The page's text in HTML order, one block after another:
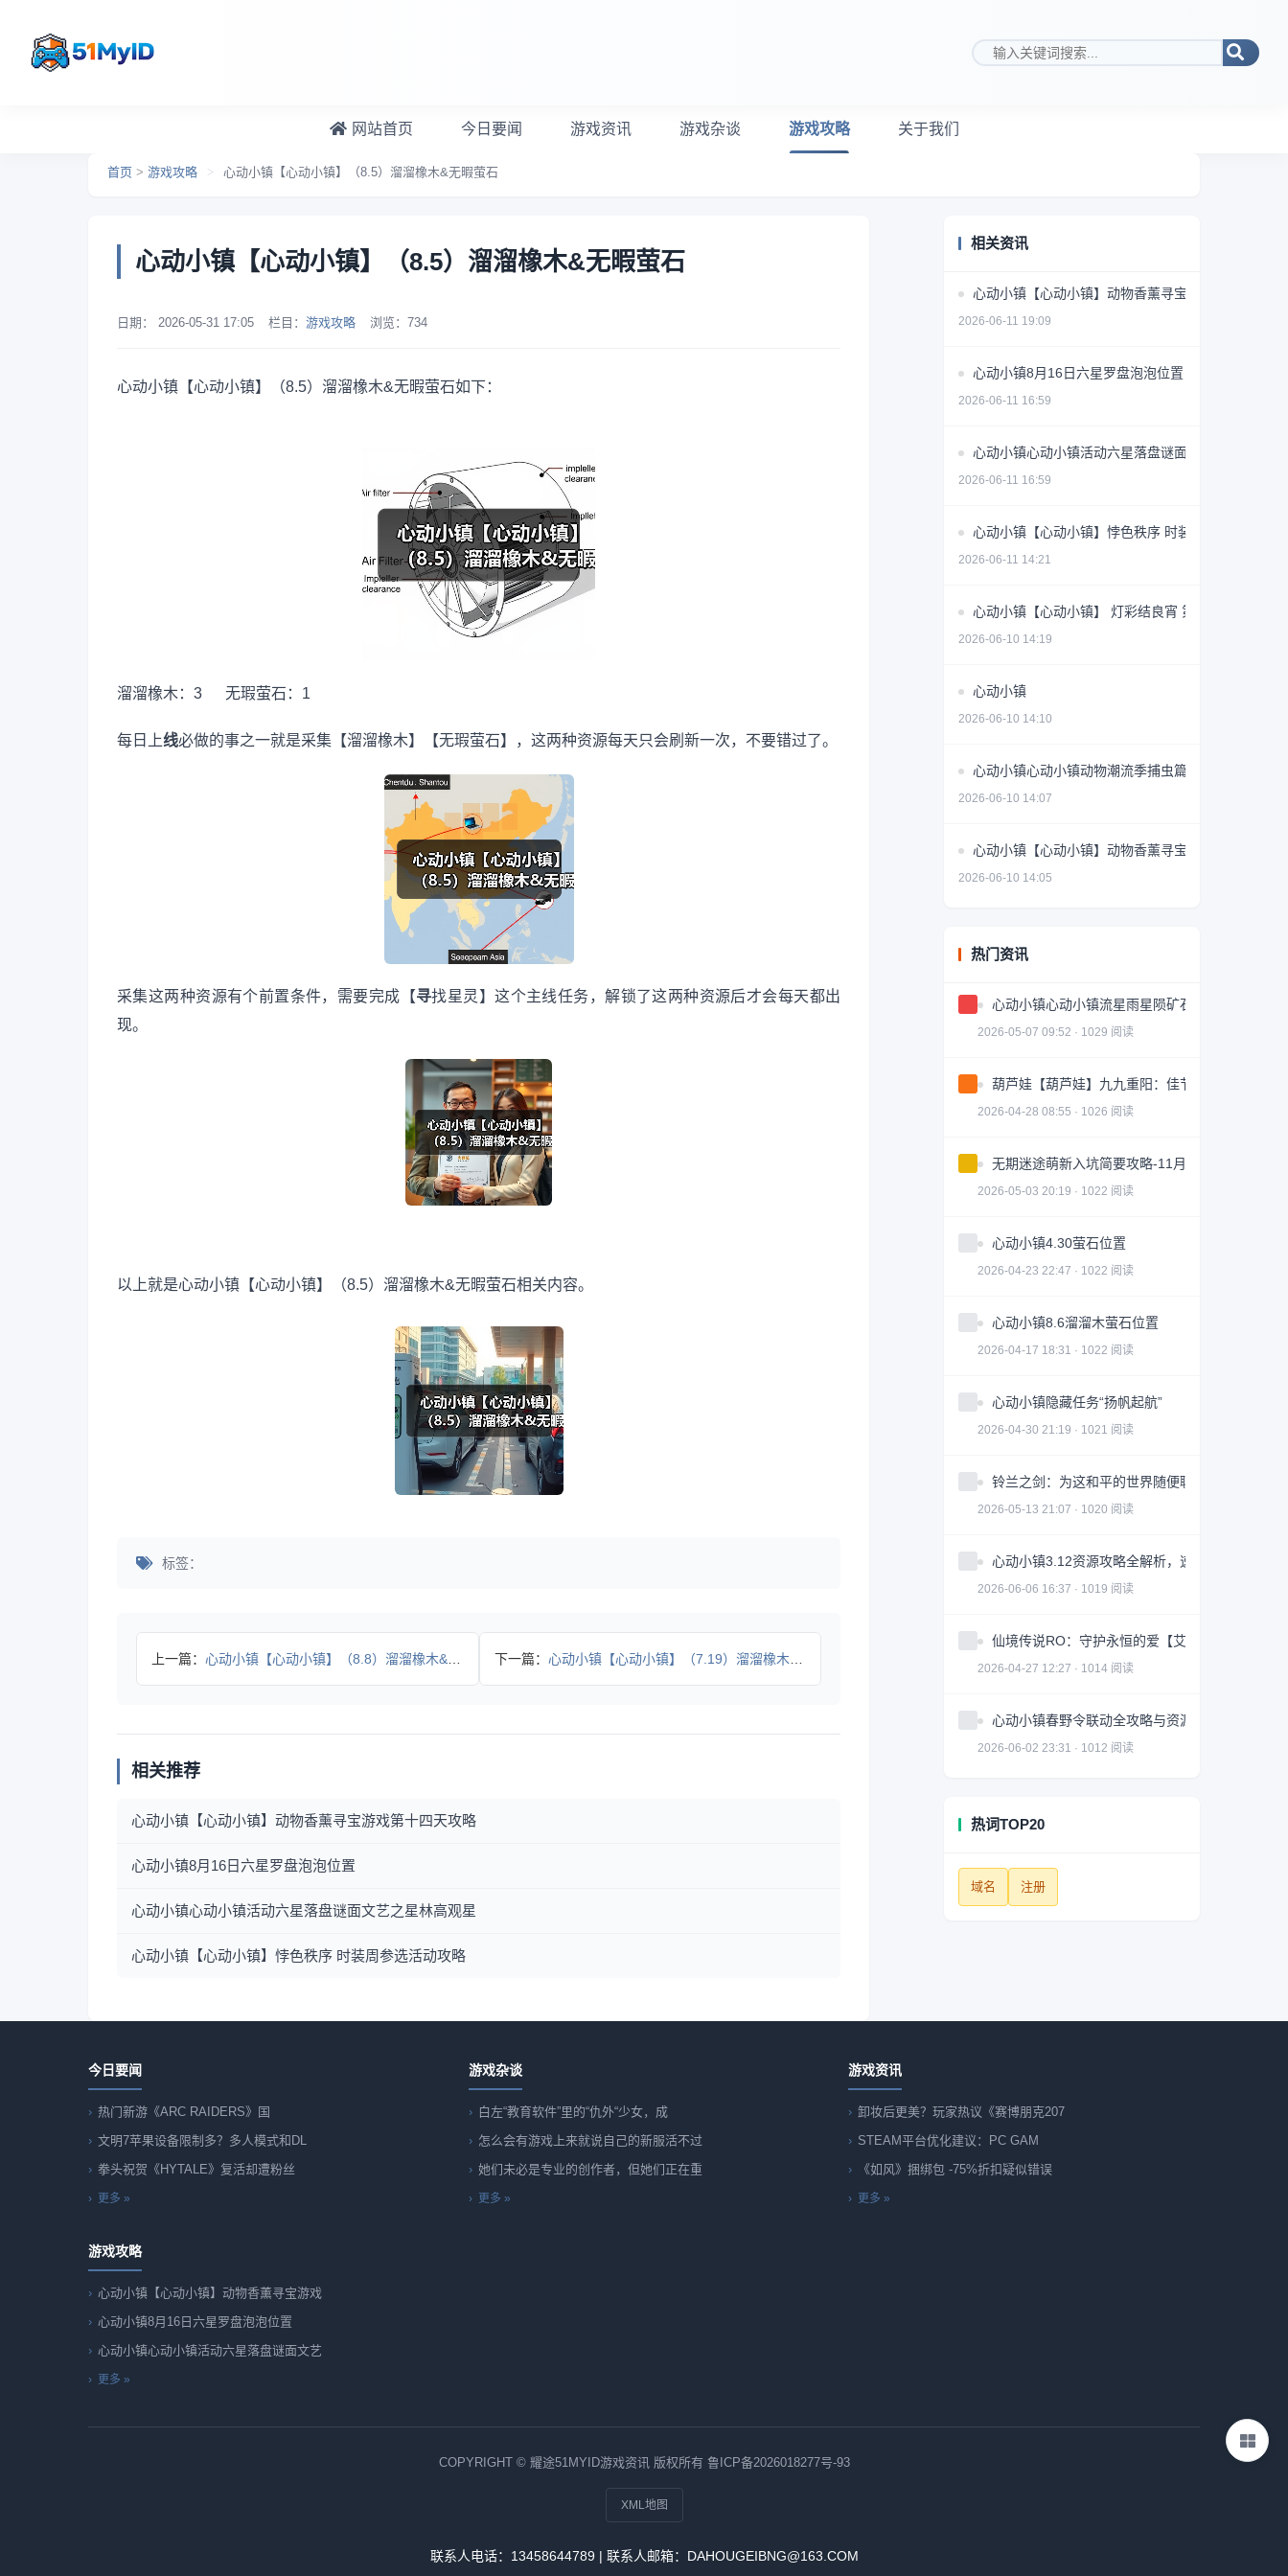
搜索关键词
网站首页 今日要闻 游戏资讯 游戏杂谈 游戏攻略 关于我们
首页 > 游戏攻略 > 心动小镇【心动小镇】（8.5）溜溜橡木&无暇萤石
心动小镇【心动小镇】（8.5）溜溜橡木&无暇萤石
日期： 2026-05-31 17:05 栏目： 游戏攻略 浏览： 734
心动小镇【心动小镇】（8.5）溜溜橡木&无暇萤石如下：
溜溜橡木：3 无瑕萤石：1
每日上线必做的事之一就是采集【溜溜橡木】【无瑕萤石】，这两种资源每天只会刷新一次，不要错过了。
采集这两种资源有个前置条件，需要完成【寻找星灵】这个主线任务，解锁了这两种资源后才会每天都出
现。
以上就是心动小镇【心动小镇】（8.5）溜溜橡木&无暇萤石相关内容。
标签：
上一篇： 心动小镇【心动小镇】（8.8）溜溜橡木&无暇萤石 下一篇： 心动小镇【心动小镇】（7.19）溜溜橡木&无暇萤石
相关推荐
心动小镇【心动小镇】动物香薰寻宝游戏第十四天攻略
心动小镇8月16日六星罗盘泡泡位置
心动小镇心动小镇活动六星落盘谜面文艺之星林高观星
心动小镇【心动小镇】悖色秩序 时装周参选活动攻略
相关资讯
心动小镇【心动小镇】动物香薰寻宝游戏第十四天攻
2026-06-11 19:09
心动小镇8月16日六星罗盘泡泡位置
2026-06-11 16:59
心动小镇心动小镇活动六星落盘谜面文艺之星林高观
2026-06-11 16:59
心动小镇【心动小镇】悖色秩序 时装周参选活动攻略
2026-06-11 14:21
心动小镇【心动小镇】 灯彩结良宵 第一天谜面 位置
2026-06-10 14:19
心动小镇
2026-06-10 14:10
心动小镇心动小镇动物潮流季捕虫篇
2026-06-10 14:07
心动小镇【心动小镇】动物香薰寻宝游戏第十五天攻
2026-06-10 14:05
热门资讯
心动小镇心动小镇流星雨星陨矿石点位攻略
2026-05-07 09:52 · 1029 阅读
葫芦娃【葫芦娃】九九重阳：佳节享好礼 福禄满
2026-04-28 08:55 · 1026 阅读
无期迷途萌新入坑简要攻略-11月版本
2026-05-03 20:19 · 1022 阅读
心动小镇4.30萤石位置
2026-04-23 22:47 · 1022 阅读
心动小镇8.6溜溜木萤石位置
2026-04-17 18:31 · 1022 阅读
心动小镇隐藏任务“扬帆起航”
2026-04-30 21:19 · 1021 阅读
铃兰之剑：为这和平的世界随便聊聊赫砂
2026-05-13 21:07 · 1020 阅读
心动小镇3.12资源攻略全解析，速刷经验技巧大
2026-06-06 16:37 · 1019 阅读
仙境传说RO：守护永恒的爱【艾丝·华伦斯坦】
2026-04-27 12:27 · 1014 阅读
心动小镇春野令联动全攻略与资源获取技巧
2026-06-02 23:31 · 1012 阅读
热词TOP20
域名 注册
今日要闻
热门新游《ARC RAIDERS》国
文明7苹果设备限制多？多人模式和DL
拳头祝贺《HYTALE》复活却遭粉丝
更多 »
游戏杂谈
白左“教育软件”里的“仇外“少女，成
怎么会有游戏上来就说自己的新服活不过
她们未必是专业的创作者，但她们正在重
更多 »
游戏资讯
卸妆后更美？玩家热议《赛博朋克207
STEAM平台优化建议：PC GAM
《如风》捆绑包 -75%折扣疑似错误
更多 »
游戏攻略
心动小镇【心动小镇】动物香薰寻宝游戏
心动小镇8月16日六星罗盘泡泡位置
心动小镇心动小镇活动六星落盘谜面文艺
更多 »
COPYRIGHT © 耀途51MYID游戏资讯 版权所有 鲁ICP备2026018277号-93
XML地图
联系人电话：13458644789 | 联系人邮箱：DAHOUGEIBNG@163.COM